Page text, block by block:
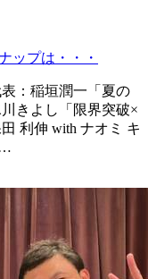
ップは・・・
：稲垣潤一「夏の
きよし「限界突破×
利伸 with ナオミ キ